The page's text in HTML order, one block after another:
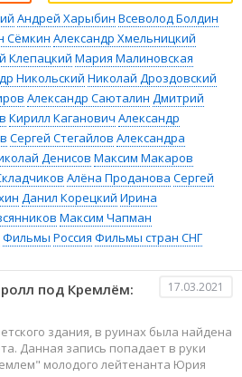
Андрей Харыбин Всеволод Болдин
Сёмкин Александр Хмельницкий
Клепацкий Мария Малиновская
Никольский Николай Дроздовский
Александр Саюталин Дмитрий
Кирилл Каганович Александр
Сергей Стегайлов Александра
Денисов Максим Макаров
Алёна Проданова Сергей
Данил Корецкий Ирина
Максим Чапман
Фильмы Россия Фильмы стран СНГ
под Кремлём: 17.03.2021
здания, в руинах была найдена
Данная запись попадает в руки
молодого лейтенанта Юрия